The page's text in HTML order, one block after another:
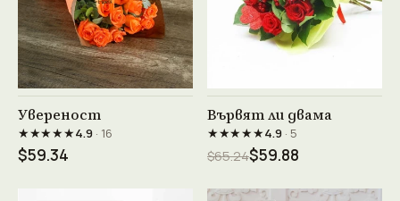
Виж продукта →
Увереност
★★★★★4.9· 16
$59.34
Виж продукта →
Вървят ли двама
★★★★★4.9· 5
$65.24$59.88